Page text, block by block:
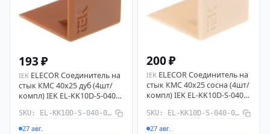
193 ₽
IEK ELECOR Соединитель на
стык КМС 40х25 дуб (4шт/
компл) IEK EL-KK10D-S-040-
SKU: EL-KK10D-S-040-025-K11
27 авг.
200 ₽
IEK ELECOR Соединитель на
стык КМС 40х25 сосна (4шт/
компл) IEK EL-KK10D-S-040-
SKU: EL-KK10D-S-040-025-K34
27 авг.